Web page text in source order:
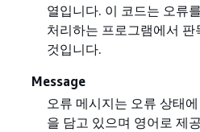
열입니다. 이 코드는 오류
처리하는 프로그램에서
것입니다.
Message
오류 메시지는 오류 상태
을 담고 있으며 영어로 제